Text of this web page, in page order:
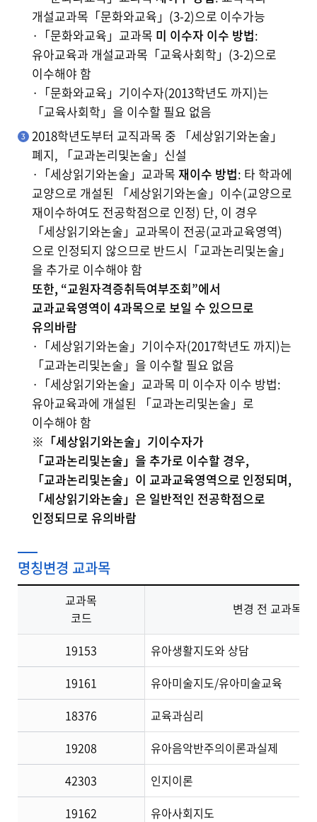
개설교과목「문화와교육」(3-2)으로 이수가능
·「문화와교육」교과목 미 이수자 이수 방법:
유아교육과 개설교과목「교육사회학」(3-2)으로
이수해야 함
·「문화와교육」기이수자(2013학년도 까지)는
「교육사회학」을 이수할 필요 없음
2018학년도부터 교직과목 중 「세상읽기와논술」
폐지, 「교과논리및논술」신설
·「세상읽기와논술」교과목 재이수 방법: 타 학과에
교양으로 개설된 「세상읽기와논술」이수(교양으로
재이수하여도 전공학점으로 인정) 단, 이 경우
「세상읽기와논술」교과목이 전공(교과교육영역)
으로 인정되지 않으므로 반드시「교과논리및논술」
을 추가로 이수해야 함
또한, “교원자격증취득여부조회”에서
교과교육영역이 4과목으로 보일 수 있으므로
유의바람
·「세상읽기와논술」기이수자(2017학년도 까지)는
「교과논리및논술」을 이수할 필요 없음
·「세상읽기와논술」교과목 미 이수자 이수 방법:
유아교육과에 개설된 「교과논리및논술」로
이수해야 함
※「세상읽기와논술」기이수자가
「교과논리및논술」을 추가로 이수할 경우,
「교과논리및논술」이 교과교육영역으로 인정되며,
「세상읽기와논술」은 일반적인 전공학점으로
인정되므로 유의바람
명칭변경 교과목
교과목
코드
변경 전 교과목명
19153
유아생활지도와 상담
19161
유아미술지도/유아미술교육
18376
교육과심리
19208
유아음악반주의이론과실제
42303
인지이론
19162
유아사회지도